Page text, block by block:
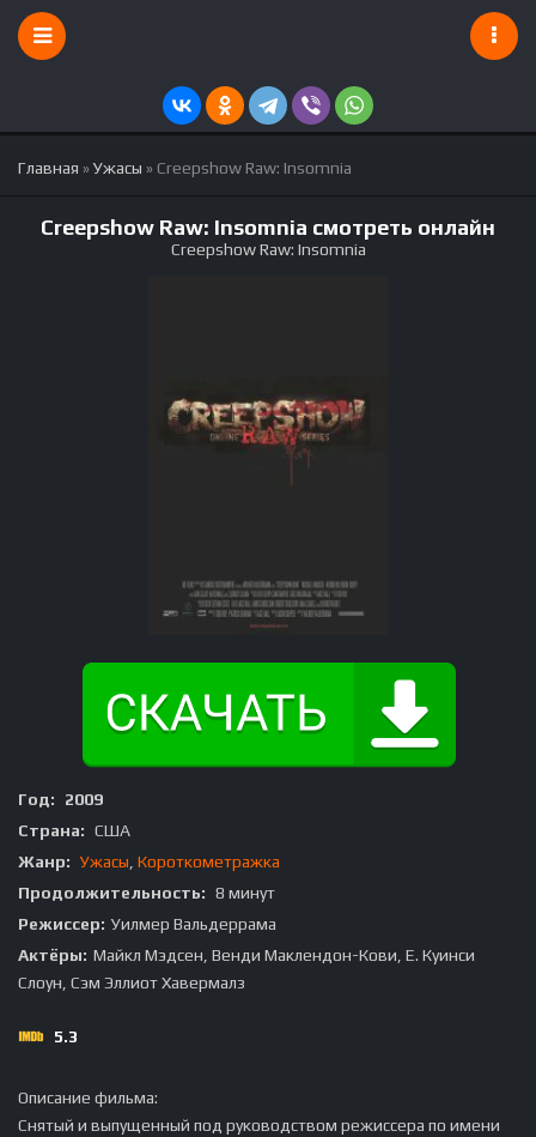
Главная »Ужасы » Creepshow Raw: Insomnia
Creepshow Raw: Insomnia смотреть онлайн
Creepshow Raw: Insomnia
Год:
2009
Страна: США
Жанр: Ужасы Короткометражка
Продолжительность: 8 минут
Режиссер: Уилмер Вальдеррама
Актёры: Майкл Мэдсен, Венди Маклендон-Кови, Е. Куинси
Слоун, Сэм Эллиот Хавермалз
5.3
Описание фильма:
Снятый и выпущенный под руководством режиссера по имени